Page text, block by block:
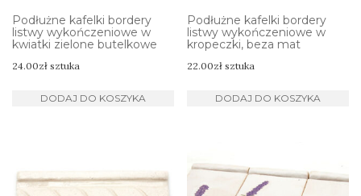
Podłużne kafelki bordery
listwy wykończeniowe w
kwiatki zielone butelkowe
24.00zł sztuka
DODAJ DO KOSZYKA
Podłużne kafelki bordery
listwy wykończeniowe w
kropeczki, beza mat
22.00zł sztuka
DODAJ DO KOSZYKA